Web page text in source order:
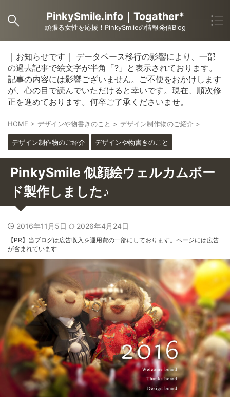
PinkySmile.info｜Togather*
頑張る女性を応援！PinkySmlieの情報発信Blog
｜お知らせです｜ データベース移行の影響により、一部
の過去記事で絵文字が半角「?」と表示されております。
記事の内容には影響ございません。ご不便をおかけします
が、心の目で読んでいただけると幸いです。現在、順次修
正を進めております。何卒ご了承くださいませ。
HOME > デザインや物書きのこと > デザイン制作物のご紹介 >
デザイン制作物のご紹介 デザインや物書きのこと
PinkySmile 似顔絵ウェルカムボー
ド製作しました♪
2016年11月5日 2026年4月24日
【PR】当ブログは広告収入を運用費の一部にしております。ページには広告
が含まれています